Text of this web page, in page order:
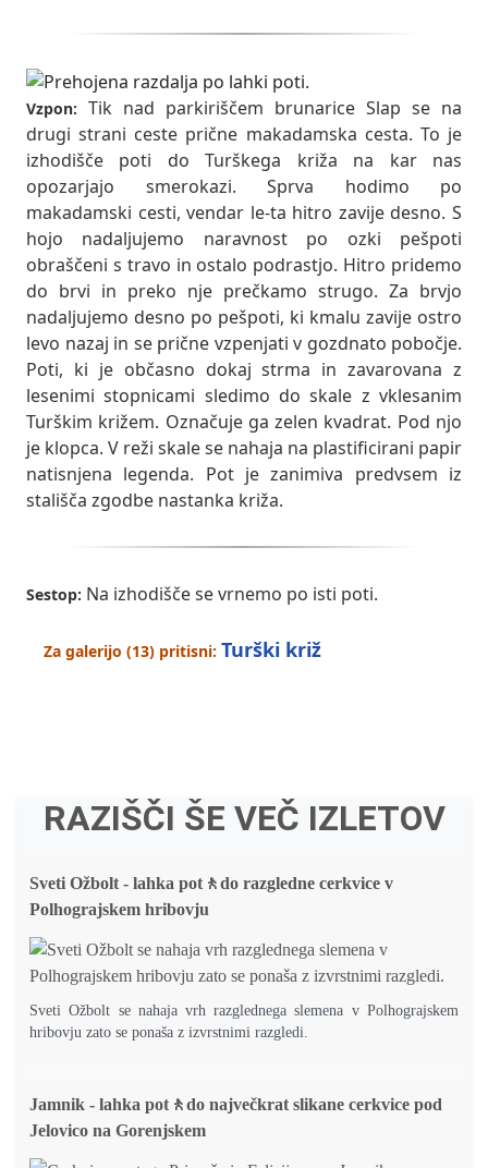
Vzpon: Tik nad parkiriščem brunarice Slap se na
drugi strani ceste prične makadamska cesta. To je
izhodišče poti do Turškega križa na kar nas
opozarjajo smerokazi. Sprva hodimo po
makadamski cesti, vendar le-ta hitro zavije desno. S
hojo nadaljujemo naravnost po ozki pešpoti
obraščeni s travo in ostalo podrastjo. Hitro pridemo
do brvi in preko nje prečkamo strugo. Za brvjo
nadaljujemo desno po pešpoti, ki kmalu zavije ostro
levo nazaj in se prične vzpenjati v gozdnato pobočje.
Poti, ki je občasno dokaj strma in zavarovana z
lesenimi stopnicami sledimo do skale z vklesanim
Turškim križem. Označuje ga zelen kvadrat. Pod njo
je klopca. V reži skale se nahaja na plastificirani papir
natisnjena legenda. Pot je zanimiva predvsem iz
stališča zgodbe nastanka križa.
Sestop: Na izhodišče se vrnemo po isti poti.
Za galerijo (13) pritisni: Turški križ
RAZIŠČI ŠE VEČ IZLETOV
Sveti Ožbolt - lahka pot🚶do razgledne cerkvice v
Polhograjskem hribovju
Sveti Ožbolt se nahaja vrh razglednega slemena v Polhograjskem
hribovju zato se ponaša z izvrstnimi razgledi.
Jamnik - lahka pot🚶do največkrat slikane cerkvice pod
Jelovico na Gorenjskem